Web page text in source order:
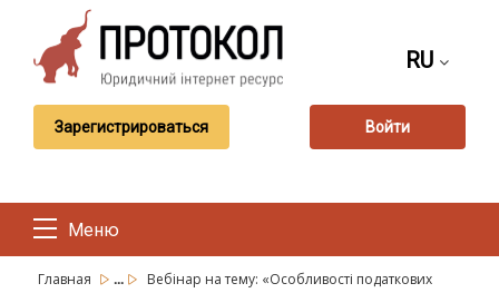
RU
Зарегистрироваться Войти
Меню
Главная ...
Вебінар на тему: «Особливості податкових